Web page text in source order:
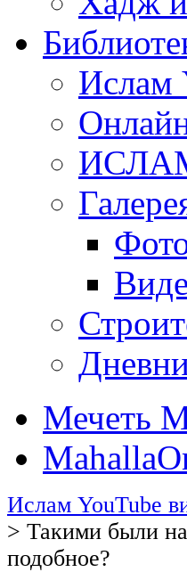
Ислам
Мечеть
Ислам YouTube
> Такими были
подобное?